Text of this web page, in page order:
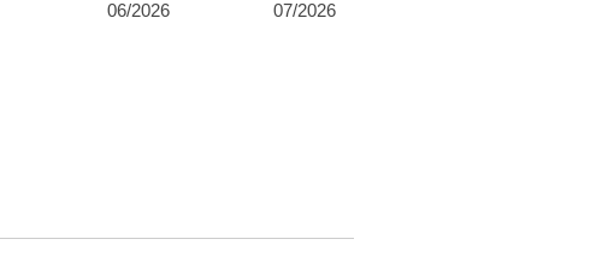
06/2026 07/2026